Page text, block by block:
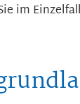
im